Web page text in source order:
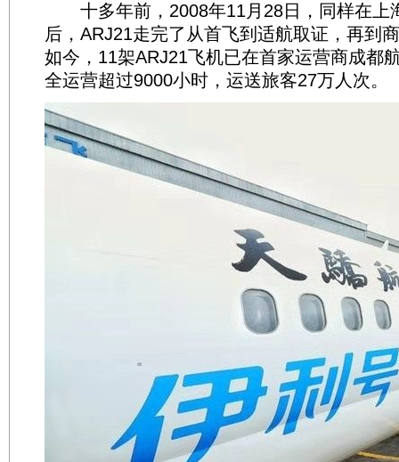
十多年前，2008年11月28日，同样在上
后，ARJ21走完了从首飞到适航取证，再到
如今，11架ARJ21飞机已在首家运营商成都
全运营超过9000小时，运送旅客27万人次。